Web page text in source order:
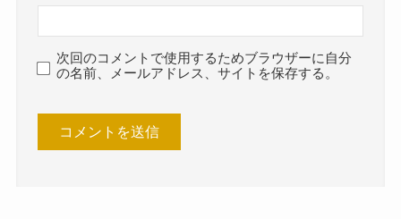
次回のコメントで使用するためブラウザーに自分
の名前、メールアドレス、サイトを保存する。